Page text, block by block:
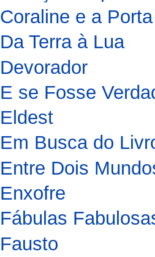
Coraline e a
Da Terra à Lua
Devorador
E se Fosse
Eldest
Em Busca do
Entre Dois
Enxofre
Fábulas
Fausto